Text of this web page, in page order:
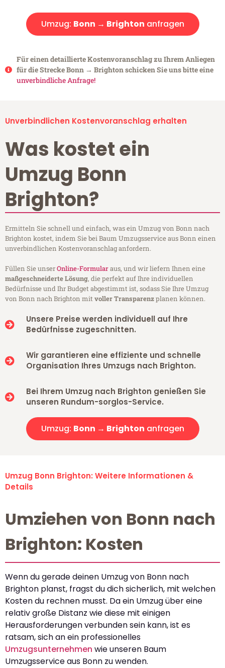
Umzug: Bonn → Brighton anfragen
Für einen detaillierte Kostenvoranschlag zu Ihrem Anliegen
für die Strecke Bonn → Brighton schicken Sie uns bitte eine
unverbindliche Anfrage!
Unverbindlichen Kostenvoranschlag erhalten
Was kostet ein
Umzug Bonn
Brighton?
Ermitteln Sie schnell und einfach, was ein Umzug von Bonn nach
Brighton kostet, indem Sie bei Baum Umzugsservice aus Bonn einen
unverbindlichen Kostenvoranschlag anfordern.
Füllen Sie unserOnline-Formularaus, und wir liefern Ihnen eine
maßgeschneiderte Lösung, die perfekt auf Ihre individuellen
Bedürfnisse und Ihr Budget abgestimmt ist, sodass Sie Ihre Umzug
von Bonn nach Brighton mitvoller Transparenzplanen können.
Unsere Preise werden individuell auf Ihre
Bedürfnisse zugeschnitten.
Wir garantieren eine effiziente und schnelle
Organisation Ihres Umzugs nach Brighton.
Bei Ihrem Umzug nach Brighton genießen Sie
unseren Rundum-sorglos-Service.
Umzug: Bonn → Brighton anfragen
Umzug Bonn Brighton: Weitere Informationen &
Details
Umziehen von Bonn nach
Brighton: Kosten
Wenn du gerade deinen Umzug von Bonn nach
Brighton planst, fragst du dich sicherlich, mit welchen
Kosten du rechnen musst. Da ein Umzug über eine
relativ große Distanz wie diese mit einigen
Herausforderungen verbunden sein kann, ist es
ratsam, sich an ein professionelles
Umzugsunternehmen wie unseren Baum
Umzugsservice aus Bonn zu wenden.